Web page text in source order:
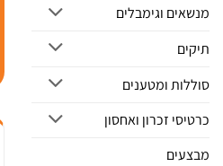
מנשאים וגימבלים
תיקים
סוללות ומטענים
כרטיסי זכרון ואחסון
מבצעים